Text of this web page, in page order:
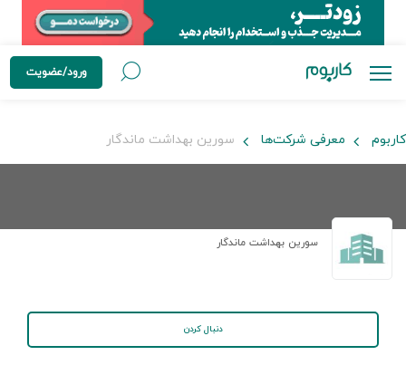
ورود/عضویت
کاربوم معرفی شرکت‌ها سورین بهداشت ماندگار
سورین بهداشت ماندگار
دنبال کردن